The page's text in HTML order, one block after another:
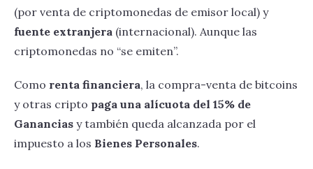
(por venta de criptomonedas de emisor local) y
fuente extranjera (internacional). Aunque las
criptomonedas no “se emiten”.
Como renta financiera, la compra-venta de bitcoins
y otras cripto paga una alícuota del 15% de
Ganancias y también queda alcanzada por el
impuesto a los Bienes Personales.